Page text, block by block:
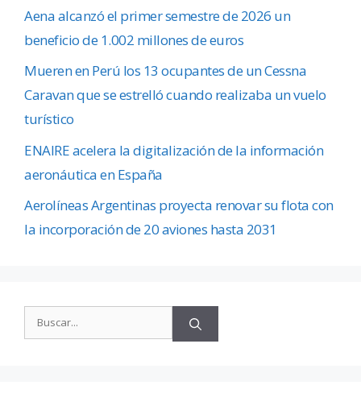
Aena alcanzó el primer semestre de 2026 un
beneficio de 1.002 millones de euros
Mueren en Perú los 13 ocupantes de un Cessna
Caravan que se estrelló cuando realizaba un vuelo
turístico
ENAIRE acelera la digitalización de la información
aeronáutica en España
Aerolíneas Argentinas proyecta renovar su flota con
la incorporación de 20 aviones hasta 2031